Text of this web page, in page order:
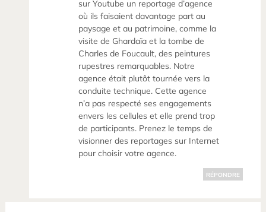
sur Youtube un reportage d’agence
où ils faisaient davantage part au
paysage et au patrimoine, comme la
visite de Ghardaïa et la tombe de
Charles de Foucault, des peintures
rupestres remarquables. Notre
agence était plutôt tournée vers la
conduite technique. Cette agence
n’a pas respecté ses engagements
envers les cellules et elle prend trop
de participants. Prenez le temps de
visionner des reportages sur Internet
pour choisir votre agence.
RÉPONDRE